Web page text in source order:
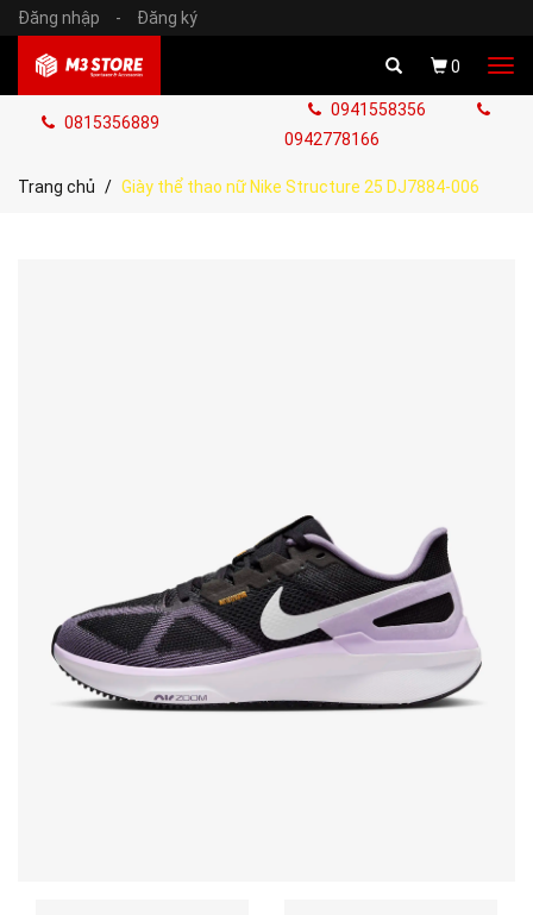
Đăng nhập - Đăng ký
0
0815356889
0941558356
0942778166
Trang chủ Giày thể thao nữ Nike Structure 25 DJ7884-006